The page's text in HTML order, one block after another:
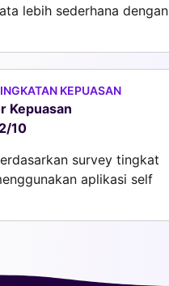
lebih sederhana dengan
KEPUASAN
Kepuasan
10
survey tingkat
aplikasi self